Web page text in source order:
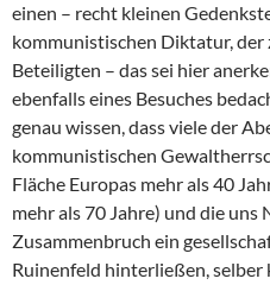
einen – recht kleinen
kommunistischen Diktatur,
Beteiligten – das sei hier
ebenfalls eines Besuches
genau wissen, dass viele der
kommunistischen
Fläche Europas mehr als 40
mehr als 70 Jahre) und die uns
Zusammenbruch ein
Ruinenfeld hinterließen,